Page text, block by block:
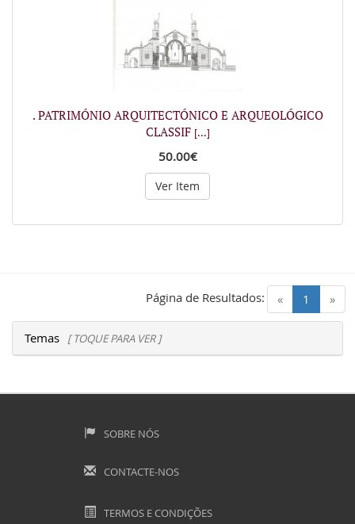
. PATRIMÓNIO ARQUITECTÓNICO E ARQUEOLÓGICO
CLASSIF [...]
50.00€
Ver Item
« 1 (current)
»
Página de Resultados:
Temas [ TOQUE PARA VER ]
SOBRE NÓS
CONTACTE-NOS
TERMOS E CONDIÇÕES